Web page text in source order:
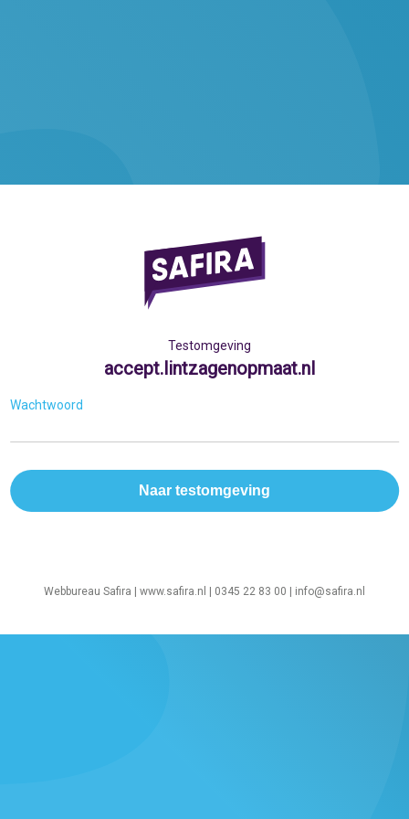
Testomgeving
accept.lintzagenopmaat.nl
Wachtwoord
Webbureau Safira | www.safira.nl | 0345 22 83 00 | info@safira.nl